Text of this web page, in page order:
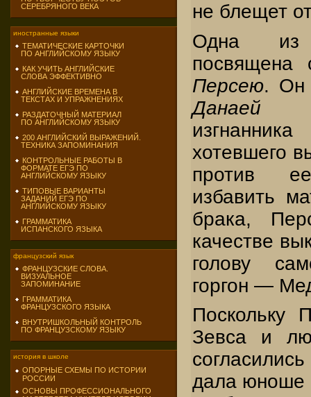
СЕРЕБРЯНОГО ВЕКА
иностранные языки
ТЕМАТИЧЕСКИЕ КАРТОЧКИ
ПО АНГЛИЙСКОМУ ЯЗЫКУ
КАК УЧИТЬ АНГЛИЙСКИЕ
СЛОВА ЭФФЕКТИВНО
АНГЛИЙСКИЕ ВРЕМЕНА В
ТЕКСТАХ И УПРАЖНЕНИЯХ
РАЗДАТОЧНЫЙ МАТЕРИАЛ
ПО АНГЛИЙСКОМУ ЯЗЫКУ
200 АНГЛИЙСКИЙ ВЫРАЖЕНИЙ.
ТЕХНИКА ЗАПОМИНАНИЯ
КОНТРОЛЬНЫЕ РАБОТЫ В
ФОРМАТЕ ЕГЭ ПО
АНГЛИЙСКОМУ ЯЗЫКУ
ТИПОВЫЕ ВАРИАНТЫ
ЗАДАНИЙ ЕГЭ ПО
АНГЛИЙСКОМУ ЯЗЫКУ
ГРАММАТИКА
ИСПАНСКОГО ЯЗЫКА
французский язык
ФРАНЦУЗСКИЕ СЛОВА.
ВИЗУАЛЬНОЕ
ЗАПОМИНАНИЕ
ГРАММАТИКА
ФРАНЦУЗСКОГО ЯЗЫКА
ВНУТРИШКОЛЬНЫЙ КОНТРОЛЬ
ПО ФРАНЦУЗСКОМУ ЯЗЫКУ
история в школе
ОПОРНЫЕ СХЕМЫ ПО ИСТОРИИ
РОССИИ
ОСНОВЫ ПРОФЕССИОНАЛЬНОГО
не блещет
Одна из
посвящена
Персею. Он
Данаей
хотевшего
против
избавить
брака,
качестве
голову
горгон —
Поскольку
Зевса и
дала юноше